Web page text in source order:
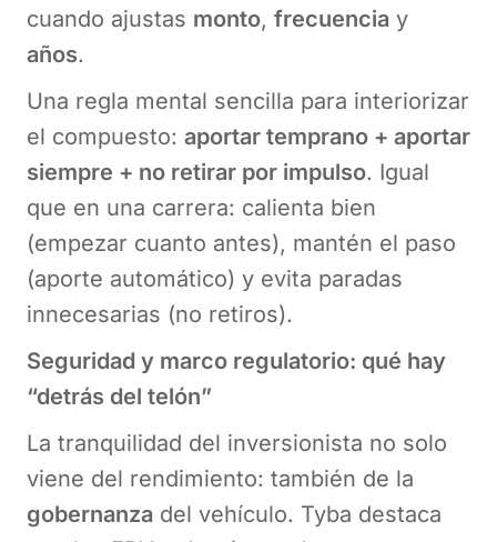
cuando ajustas monto, frecuencia y
años.
Una regla mental sencilla para interiorizar
el compuesto: aportar temprano + aportar
siempre + no retirar por impulso. Igual
que en una carrera: calienta bien
(empezar cuanto antes), mantén el paso
(aporte automático) y evita paradas
innecesarias (no retiros).
Seguridad y marco regulatorio: qué hay
“detrás del telón”
La tranquilidad del inversionista no solo
viene del rendimiento: también de la
gobernanza del vehículo. Tyba destaca